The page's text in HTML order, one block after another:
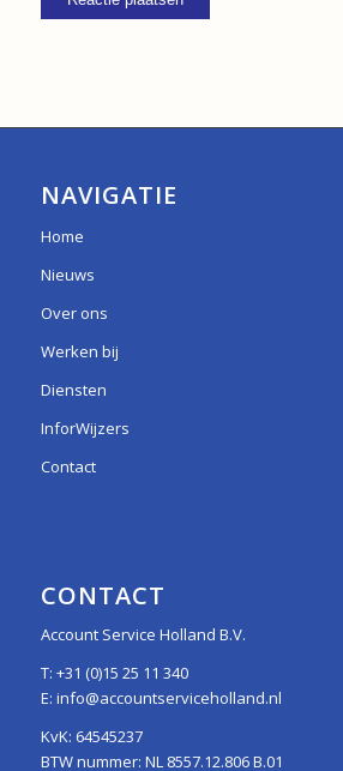
NAVIGATIE
Home
Nieuws
Over ons
Werken bij
Diensten
InforWijzers
Contact
CONTACT
Account Service Holland B.V.
T: +31 (0)15 25 11 340
E: info@accountserviceholland.nl
KvK: 64545237
BTW nummer: NL 8557.12.806 B.01